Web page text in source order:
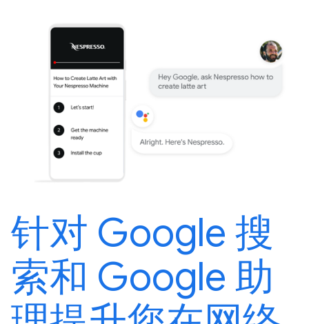
针对 Google 搜
索和 Google 助